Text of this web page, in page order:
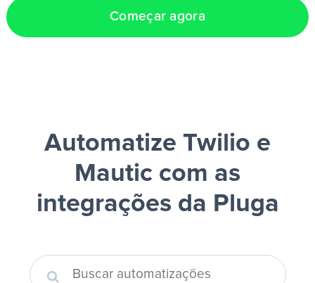
Começar agora
Automatize Twilio e
Mautic com as
integrações da Pluga